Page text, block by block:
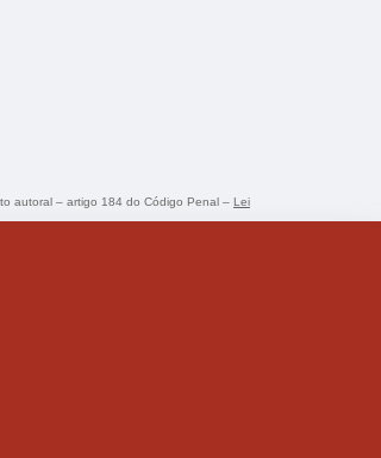
autoral – artigo 184 do Código Penal – Lei